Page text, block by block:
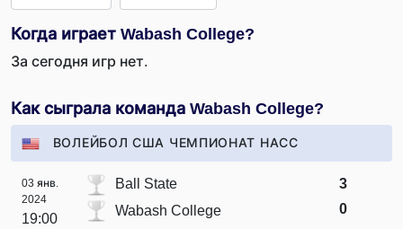
Когда играет Wabash College?
За сегодня игр нет.
Как сыграла команда Wabash College?
ВОЛЕЙБОЛ США ЧЕМПИОНАТ НАСС
03 янв.
2024
19:00
Ball State
Wabash College
3
0